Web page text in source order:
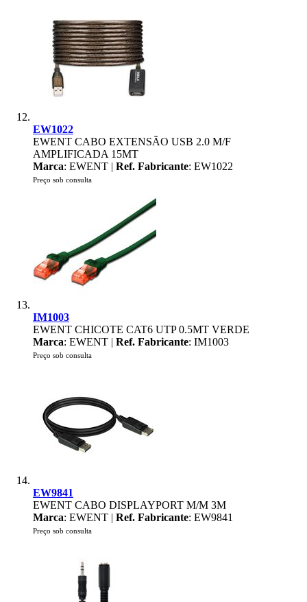
EW1022
EWENT CABO EXTENSÃO USB 2.0 M/F
AMPLIFICADA 15MT
Marca: EWENT | Ref. Fabricante: EW1022
Preço sob consulta
IM1003
EWENT CHICOTE CAT6 UTP 0.5MT VERDE
Marca: EWENT | Ref. Fabricante: IM1003
Preço sob consulta
EW9841
EWENT CABO DISPLAYPORT M/M 3M
Marca: EWENT | Ref. Fabricante: EW9841
Preço sob consulta